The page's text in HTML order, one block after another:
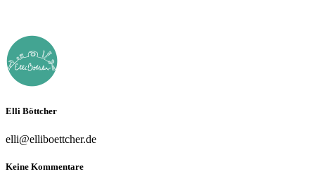
Elli Böttcher
elli@elliboettcher.de
Keine Kommentare